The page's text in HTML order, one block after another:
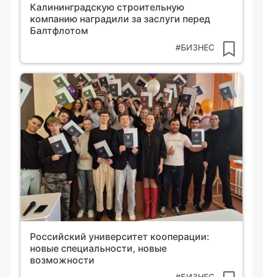
Калининградскую строительную
компанию наградили за заслуги перед
Балтфлотом
#БИЗНЕС
Российский университет кооперации:
новые специальности, новые
возможности